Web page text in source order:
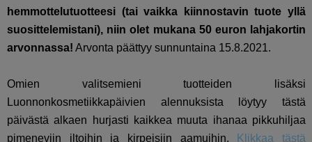
hemmottelutuotteesi (tai vaikka kiinnostavin tuote yllä
suosittelemistani), niin olet mukana 50 euron lahjakortin
arvonnassa! Arvonta päättyy sunnuntaina 15.8.2021.
Omien valitsemieni tuotteiden lisäksi
Luonnonkosmetiikkapäivien alennuksista löytyy tästä
päivästä alkaen hurjasti kaikkea muuta ihanaa pikkuhiljaa
pimeneviin iltoihin ja kirpeisiin aamuihin.
Klikkaa tästä